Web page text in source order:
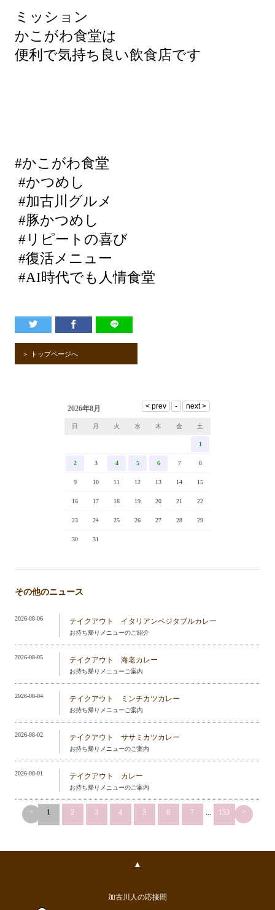
ミッション
かこがわ食堂は
便利で気持ち良い飲食店です
#かこがわ食堂
#かつめし
#加古川グルメ
#豚かつめし
#リピートの喜び
#復活メニュー
#AI時代でも人情食堂
＞ トップページへ
2026年8月
日 月 火 水 木 金 土
1
2 3 4 5 6 7 8
9 10 11 12 13 14 15
16 17 18 19 20 21 22
23 24 25 26 27 28 29
30 31
その他のニュース
2026-08-06 テイクアウト イタリアンベジタブルカレー
お持ち帰りメニューのご紹介
2026-08-05 テイクアウト 海老カレー
お持ち帰りメニューご案内
2026-08-04 テイクアウト ミンチカツカレー
お持ち帰りメニューご案内
2026-08-02 テイクアウト ササミカツカレー
お持ち帰りメニューのご案内
2026-08-01 テイクアウト カレー
お持ち帰りメニューのご案内
< 1 2 3 4 5 6 7 ... 153 >
▲
加古川人の応接間